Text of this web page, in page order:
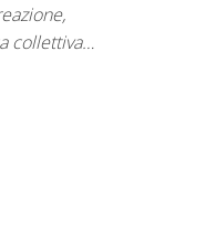
collettiva…